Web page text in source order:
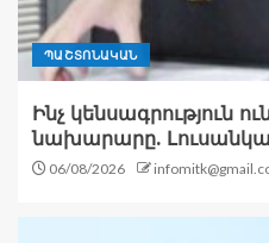
ՊԱՇՏՈՆԱԿԱՆ
Ինչ կենսագրություն
նախարարը.
06/08/2026